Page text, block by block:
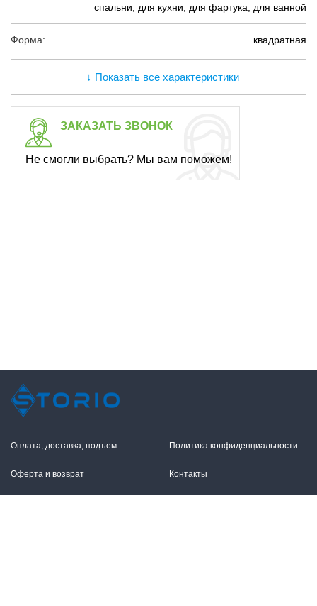
спальни, для кухни, для фартука, для ванной
Форма: квадратная
↓ Показать все характеристики
ЗАКАЗАТЬ ЗВОНОК
Не смогли выбрать? Мы вам поможем!
Оплата, доставка, подъем
Оферта и возврат
Политика конфиденциальности
Контакты